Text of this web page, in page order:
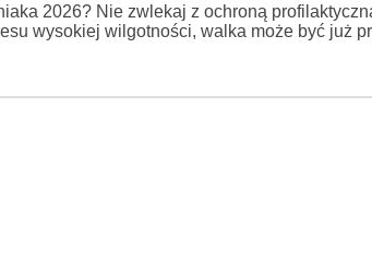
2026? Nie zwlekaj z ochroną
wysokiej wilgotności, walka może być już